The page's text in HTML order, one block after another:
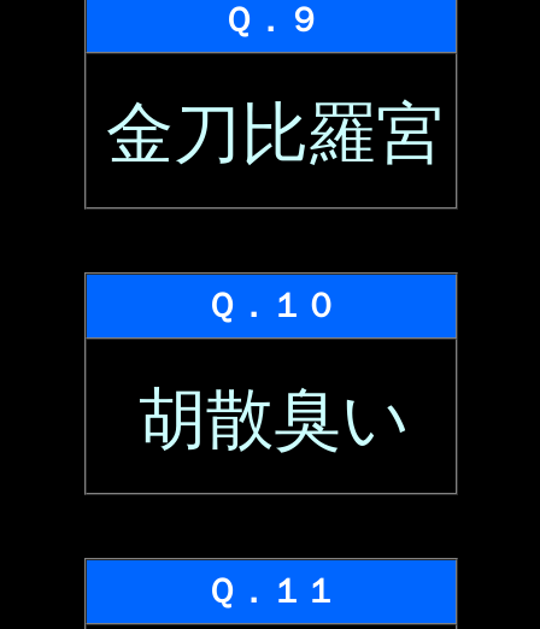
Ｑ．９
金刀比羅宮
Ｑ．１０
胡散臭い
Ｑ．１１